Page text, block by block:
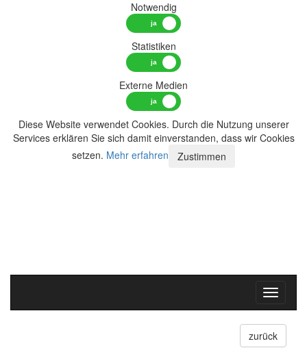
Notwendig
Statistiken
Externe Medien
Diese Website verwendet Cookies. Durch die Nutzung unserer
Services erklären Sie sich damit einverstanden, dass wir Cookies
setzen. Mehr erfahren Zustimmen
Toggle
zurück